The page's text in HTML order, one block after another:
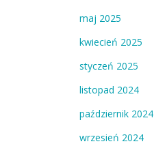
maj 2025
kwiecień 2025
styczeń 2025
listopad 2024
październik 2024
wrzesień 2024